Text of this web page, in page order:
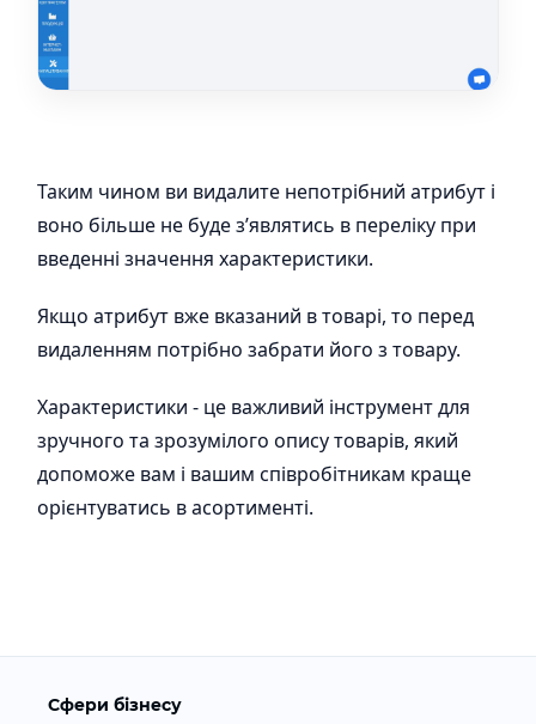
Таким чином ви видалите непотрібний атрибут і
воно більше не буде з’являтись в переліку при
введенні значення характеристики.
Якщо атрибут вже вказаний в товарі, то перед
видаленням потрібно забрати його з товару.
Характеристики - це важливий інструмент для
зручного та зрозумілого опису товарів, який
допоможе вам і вашим співробітникам краще
орієнтуватись в асортименті.
Сфери бізнесу